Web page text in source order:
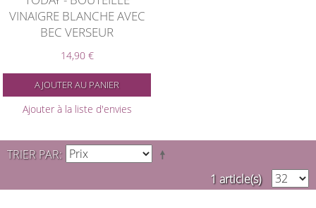
VINAIGRE BLANCHE AVEC
BEC VERSEUR
14,90 €
AJOUTER AU PANIER
Ajouter à la liste d'envies
TRIER PAR
1 article(s)